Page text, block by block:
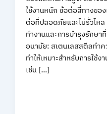
ใช้งานหนัก ข้อต่อสี่ทางของ
ต่อที่ปลอดภัยและไม่รั่วไห
ทำงานและการบำรุงรักษ
อนามัย: สเตนเลสสตีลทำ
ทำให้เหมาะสำหรับการใช้
เช่น […]